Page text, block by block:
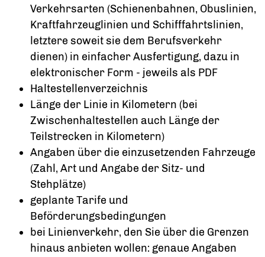
Verkehrsarten (Schienenbahnen, Obuslinien,
Kraftfahrzeuglinien und Schifffahrtslinien,
letztere soweit sie dem Berufsverkehr
dienen) in einfacher Ausfertigung, dazu in
elektronischer Form - jeweils als PDF
Haltestellenverzeichnis
Länge der Linie in Kilometern (bei
Zwischenhaltestellen auch Länge der
Teilstrecken in Kilometern)
Angaben über die einzusetzenden Fahrzeuge
(Zahl, Art und Angabe der Sitz- und
Stehplätze)
geplante Tarife und
Beförderungsbedingungen
bei Linienverkehr, den Sie über die Grenzen
hinaus anbieten wollen: genaue Angaben